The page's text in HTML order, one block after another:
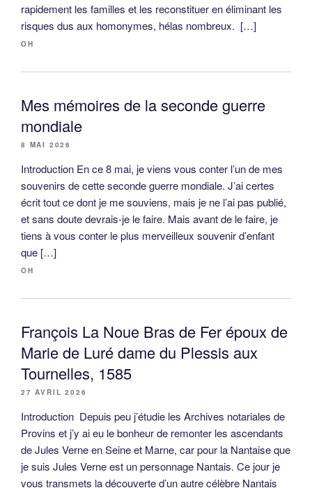
rapidement les familles et les reconstituer en éliminant les
risques dus aux homonymes, hélas nombreux. […]
OH
Mes mémoires de la seconde guerre
mondiale
8 MAI 2026
Introduction En ce 8 mai, je viens vous conter l’un de mes
souvenirs de cette seconde guerre mondiale. J’ai certes
écrit tout ce dont je me souviens, mais je ne l’ai pas publié,
et sans doute devrais-je le faire. Mais avant de le faire, je
tiens à vous conter le plus merveilleux souvenir d’enfant
que […]
OH
François La Noue Bras de Fer époux de
Marie de Luré dame du Plessis aux
Tournelles, 1585
27 AVRIL 2026
Introduction Depuis peu j’étudie les Archives notariales de
Provins et j’y ai eu le bonheur de remonter les ascendants
de Jules Verne en Seine et Marne, car pour la Nantaise que
je suis Jules Verne est un personnage Nantais. Ce jour je
vous transmets la découverte d’un autre célèbre Nantais